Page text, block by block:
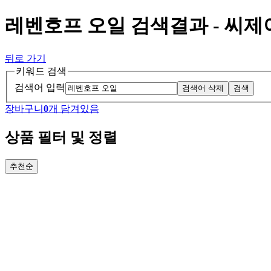
레벤호프 오일 검색결과 - 씨제
뒤로 가기
키워드 검색
검색어 입력
검색어 삭제 검색
장바구니 0개 담겨있음
상품 필터 및 정렬
추천순